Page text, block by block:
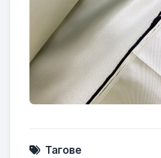
Тагове